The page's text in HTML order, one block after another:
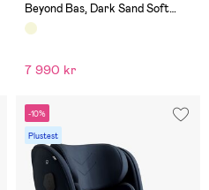
Beyond Bas, Dark Sand Soft
Breeze
7 990 kr
-10%
Plustest